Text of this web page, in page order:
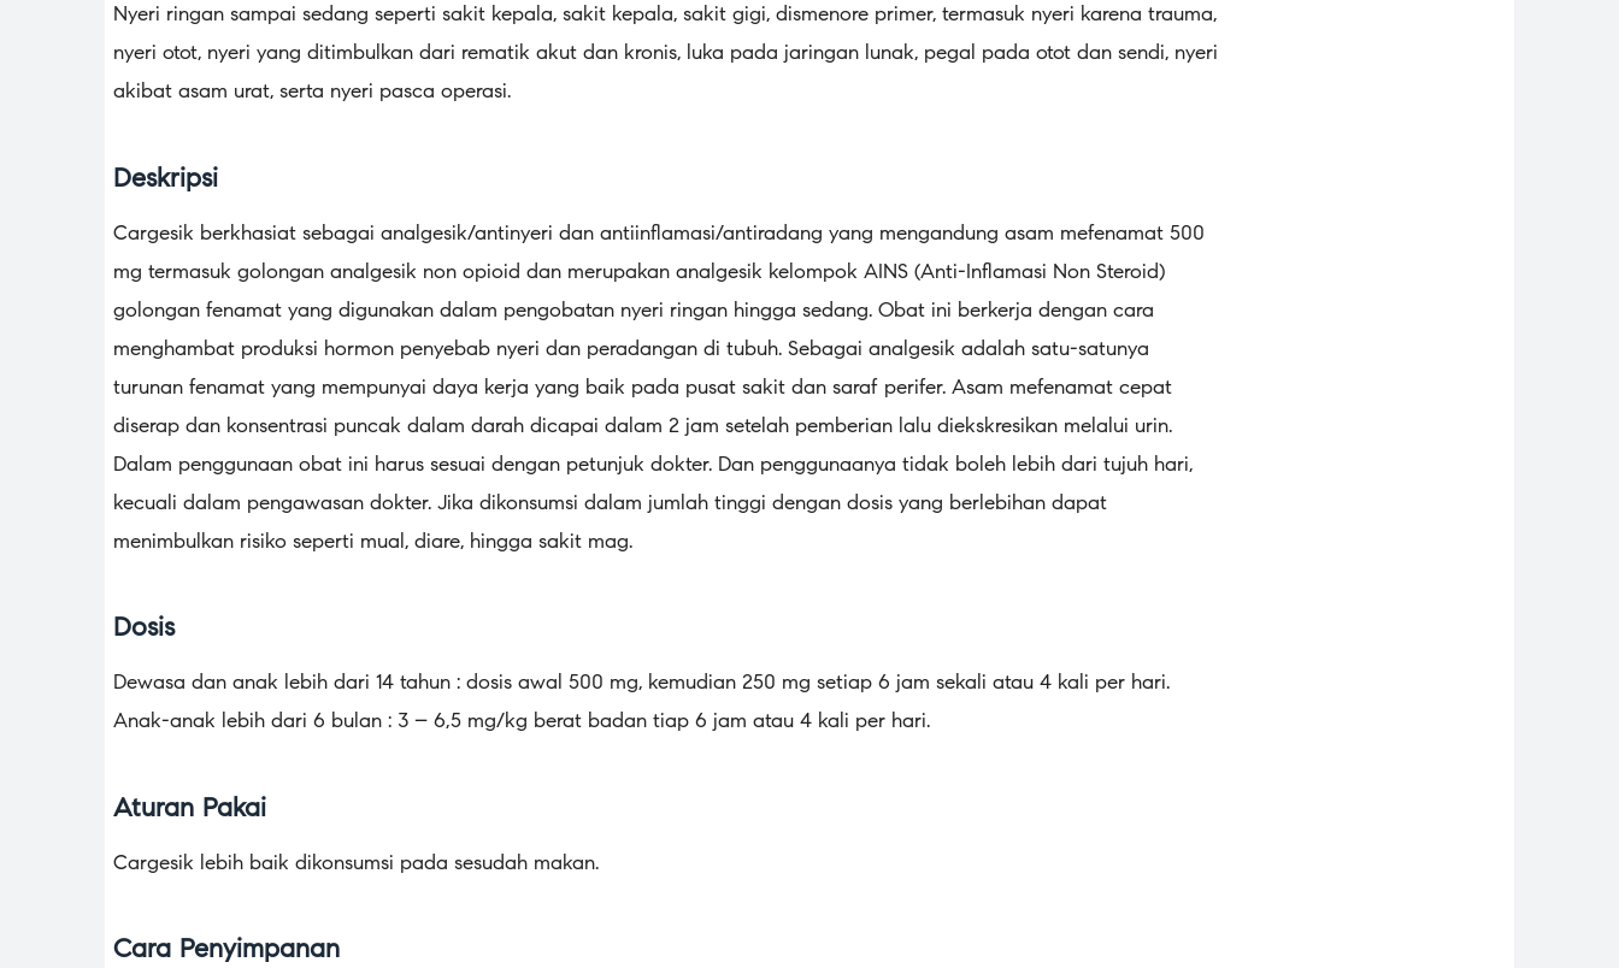
Nyeri ringan sampai sedang seperti sakit kepala, sakit kepala, sakit gigi, dismenore primer, termasuk nyeri karena trauma,
nyeri otot, nyeri yang ditimbulkan dari rematik akut dan kronis, luka pada jaringan lunak, pegal pada otot dan sendi, nyeri
akibat asam urat, serta nyeri pasca operasi.
Deskripsi
Cargesik berkhasiat sebagai analgesik/antinyeri dan antiinflamasi/antiradang yang mengandung asam mefenamat 500
mg termasuk golongan analgesik non opioid dan merupakan analgesik kelompok AINS (Anti-Inflamasi Non Steroid)
golongan fenamat yang digunakan dalam pengobatan nyeri ringan hingga sedang. Obat ini berkerja dengan cara
menghambat produksi hormon penyebab nyeri dan peradangan di tubuh. Sebagai analgesik adalah satu-satunya
turunan fenamat yang mempunyai daya kerja yang baik pada pusat sakit dan saraf perifer. Asam mefenamat cepat
diserap dan konsentrasi puncak dalam darah dicapai dalam 2 jam setelah pemberian lalu diekskresikan melalui urin.
Dalam penggunaan obat ini harus sesuai dengan petunjuk dokter. Dan penggunaanya tidak boleh lebih dari tujuh hari,
kecuali dalam pengawasan dokter. Jika dikonsumsi dalam jumlah tinggi dengan dosis yang berlebihan dapat
menimbulkan risiko seperti mual, diare, hingga sakit mag.
Dosis
Dewasa dan anak lebih dari 14 tahun : dosis awal 500 mg, kemudian 250 mg setiap 6 jam sekali atau 4 kali per hari.
Anak-anak lebih dari 6 bulan : 3 – 6,5 mg/kg berat badan tiap 6 jam atau 4 kali per hari.
Aturan Pakai
Cargesik lebih baik dikonsumsi pada sesudah makan.
Cara Penyimpanan